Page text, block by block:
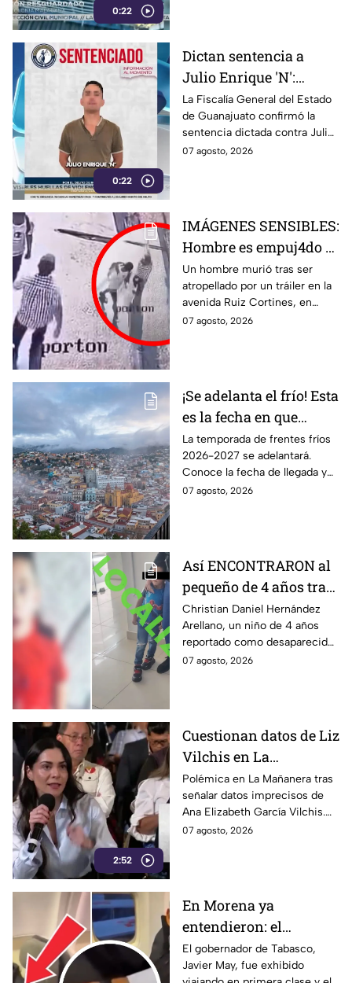
0:22
0:22
Dictan sentencia a
Julio Enrique 'N':
Fiscalía de Guanajuato
confirma la condena
La Fiscalía General del Estado
de Guanajuato confirmó la
sentencia dictada contra Julio
Enrique ‘N’. Conoce los
07 agosto, 2026
IMÁGENES SENSIBLES:
Hombre es empuj4do y
termina brut4lmente
ATROP3LLADO por un
tráiler; así ocurrió la
trag3dia
Un hombre murió tras ser
atropellado por un tráiler en la
avenida Ruiz Cortines, en
Monterrey. Un video muestra
07 agosto, 2026
¡Se adelanta el frío! Esta
es la fecha en que
ingresará el primer
frente frío a Guanajuato
La temporada de frentes fríos
2026-2027 se adelantará.
Conoce la fecha de llegada y
los efectos previstos para
07 agosto, 2026
Así ENCONTRARON al
pequeño de 4 años tras
la Alerta activada en
León, Guanajuato:
CONFIRMAN
H4LLAZGO
Christian Daniel Hernández
Arellano, un niño de 4 años
reportado como desaparecido
en León, Guanajuato, fue
07 agosto, 2026
2:52
Cuestionan datos de Liz
Vilchis en La
Mañanera: estudio de
Reuters respalda a TV
Azteca
Polémica en La Mañanera tras
señalar datos imprecisos de
Ana Elizabeth García Vilchis.
Estudio de Reuters coloca a
07 agosto, 2026
En Morena ya
entendieron: el
problema no es viajar
en primera clase… ¡es
El gobernador de Tabasco,
Javier May, fue exhibido